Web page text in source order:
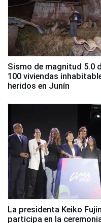
Sismo de magnitud 5.0
100 viviendas
heridos en Junín
La presidenta Keiko
participa en la